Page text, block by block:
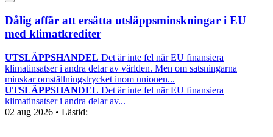
Dålig affär att ersätta utsläppsminskningar i EU
med klimatkrediter
UTSLÄPPSHANDEL Det är inte fel när EU finansiera
klimatinsatser i andra delar av världen. Men om satsningarna
minskar omställningstrycket inom unionen...
UTSLÄPPSHANDEL Det är inte fel när EU finansiera
klimatinsatser i andra delar av...
02 aug 2026 • Lästid: